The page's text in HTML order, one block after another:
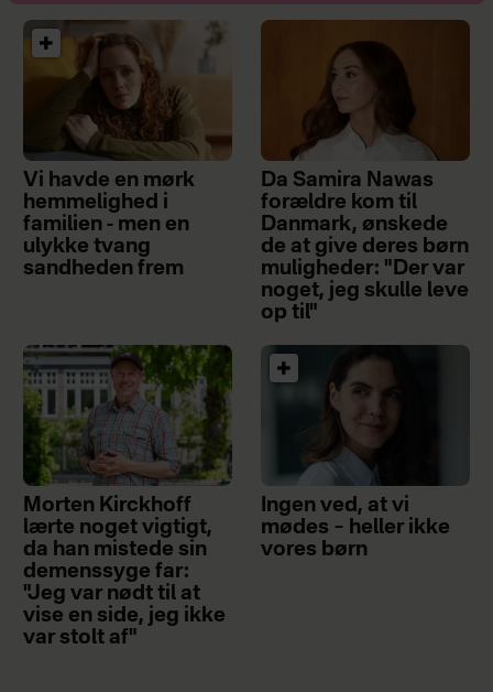
Vi havde en mørk
hemmelighed i
familien - men en
ulykke tvang
sandheden frem
Da Samira Nawas
forældre kom til
Danmark, ønskede
de at give deres børn
muligheder: "Der var
noget, jeg skulle leve
op til"
Morten Kirckhoff
lærte noget vigtigt,
da han mistede sin
demenssyge far:
"Jeg var nødt til at
vise en side, jeg ikke
var stolt af"
Ingen ved, at vi
mødes – heller ikke
vores børn